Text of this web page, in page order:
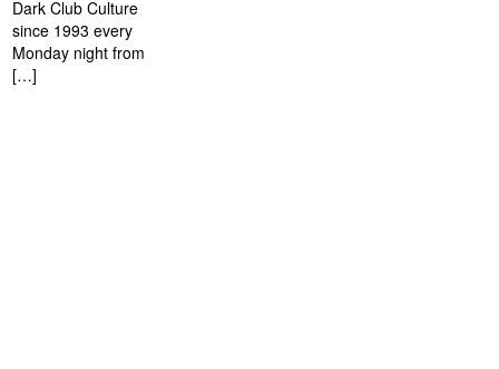
Dark Club Culture
since 1993 every
Monday night from
[…]